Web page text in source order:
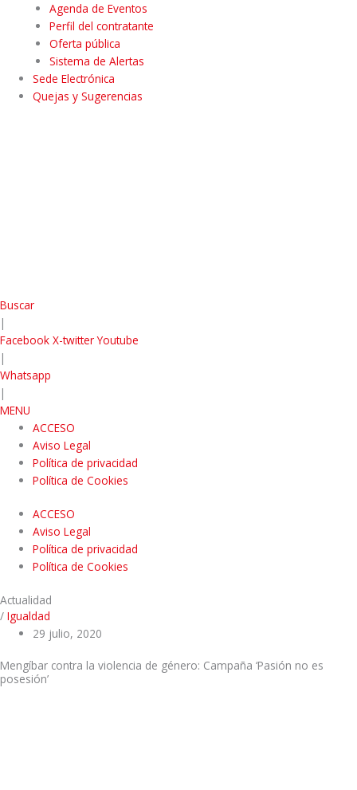
Agenda de Eventos
Perfil del contratante
Oferta pública
Sistema de Alertas
Sede Electrónica
Quejas y Sugerencias
Buscar
|
Facebook X-twitter Youtube
|
Whatsapp
|
MENU
ACCESO
Aviso Legal
Política de privacidad
Política de Cookies
ACCESO
Aviso Legal
Política de privacidad
Política de Cookies
Actualidad
/ Igualdad
29 julio, 2020
Mengíbar contra la violencia de género: Campaña ‘Pasión no es
posesión’